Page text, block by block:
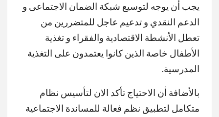
يجب أن يوجه لتوسيع شبكة الضمان الاجتماعى و
الدعم النقدي و تدعيم عاجل للمتضررين من
تعطل الأنشطة الاقتصادية والفقراء و تغذية
الأطفال خاصة الذين كانوا يعتمدون على التغذية
المدرسية.
بالأضافة أن الاحتياج تأكد الان لتأسيس نظام
متكامل لتطبيق نظم فعالة للمساندة الاجتماعية